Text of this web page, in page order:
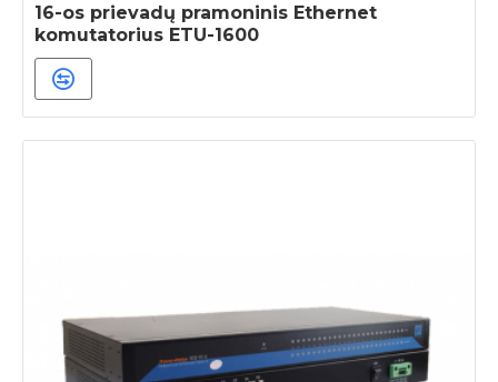
16-os prievadų pramoninis Ethernet
komutatorius ETU-1600